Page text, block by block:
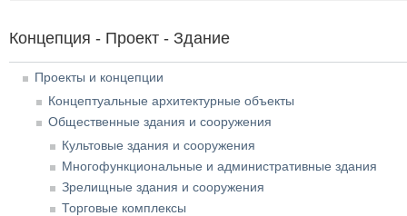
Концепция - Проект - Здание
Проекты и концепции
Концептуальные архитектурные объекты
Общественные здания и сооружения
Культовые здания и сооружения
Многофункциональные и административные здания
Зрелищные здания и сооружения
Торговые комплексы